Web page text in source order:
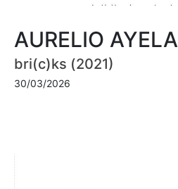
AURELIO AYELA
bri(c)ks (2021)
30/03/2026